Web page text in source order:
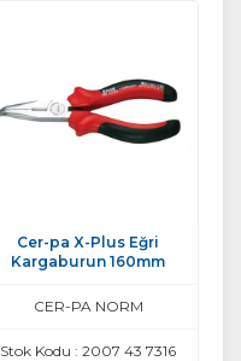
Cer-pa X-Plus Eğri
Kargaburun 160mm
CER-PA NORM
Stok Kodu : 2007 43 7316